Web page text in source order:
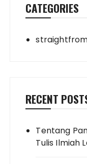
CATEGORIES
RECENT
Tentang
Tulis Ilmiah